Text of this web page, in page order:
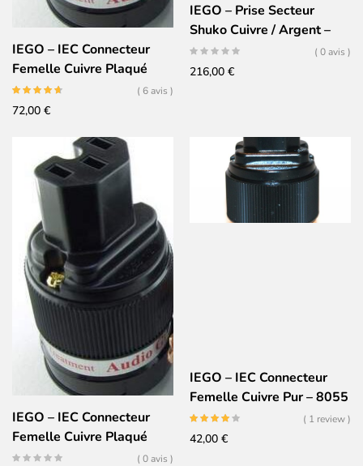
IEGO – IEC Connecteur
Femelle Cuivre Plaqué
Rhodium – 8075
( 6 avis )
72,00 €
IEGO – Prise Secteur
Shuko Cuivre / Argent –
8065
( 0 avis )
216,00 €
IEGO – IEC Connecteur
Femelle Cuivre Plaqué
Argent – 8065
( 0 avis )
IEGO – IEC Connecteur
Femelle Cuivre Pur – 8055
( 1 review )
42,00 €